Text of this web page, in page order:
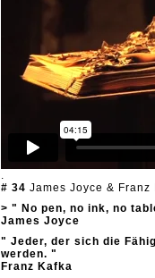
.
# 34 James Joyce & Franz
> " No pen, no ink, no
James Joyce
" Jeder, der sich die
werden. "
Franz Kafka